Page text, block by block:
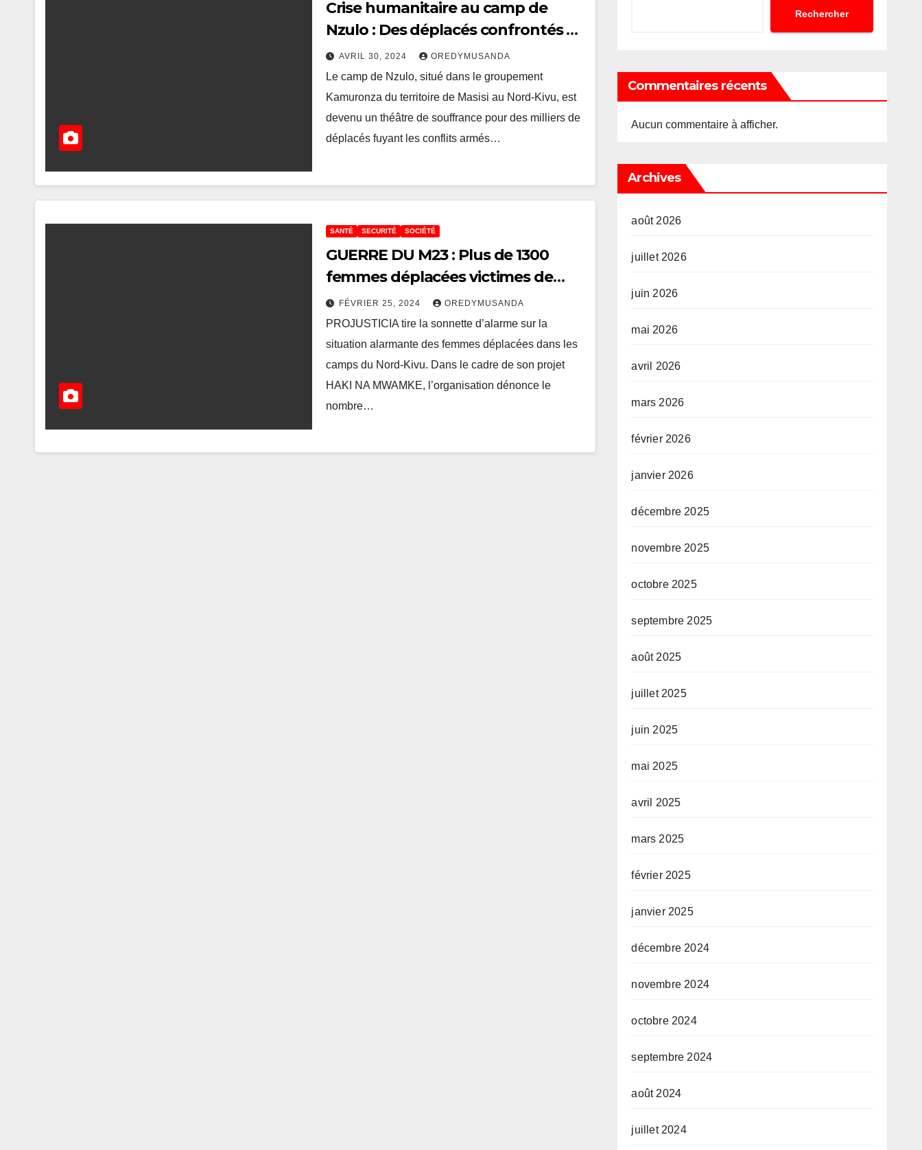
Crise humanitaire au camp de
Nzulo : Des déplacés confrontés à
des conditions inhumaines
AVRIL 30, 2024 OREDYMUSANDA
Le camp de Nzulo, situé dans le groupement
Kamuronza du territoire de Masisi au Nord-Kivu, est
devenu un théâtre de souffrance pour des milliers de
déplacés fuyant les conflits armés…
SANTÉ SECURITÉ SOCIÉTÉ
GUERRE DU M23 : Plus de 1300
femmes déplacées victimes de
violences sexuelles dans les camps
du Nord-Kivu, alerte PROJUSTICIA
FÉVRIER 25, 2024 OREDYMUSANDA
PROJUSTICIA tire la sonnette d’alarme sur la
situation alarmante des femmes déplacées dans les
camps du Nord-Kivu. Dans le cadre de son projet
HAKI NA MWAMKE, l’organisation dénonce le
nombre…
Rechercher
Commentaires récents
Aucun commentaire à afficher.
Archives
août 2026
juillet 2026
juin 2026
mai 2026
avril 2026
mars 2026
février 2026
janvier 2026
décembre 2025
novembre 2025
octobre 2025
septembre 2025
août 2025
juillet 2025
juin 2025
mai 2025
avril 2025
mars 2025
février 2025
janvier 2025
décembre 2024
novembre 2024
octobre 2024
septembre 2024
août 2024
juillet 2024